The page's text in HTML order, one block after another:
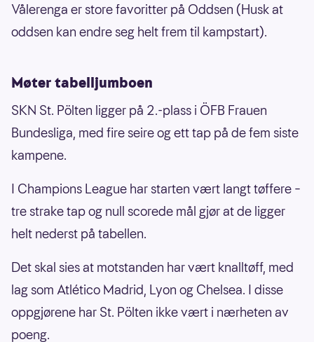
Vålerenga er store favoritter på Oddsen (Husk at
oddsen kan endre seg helt frem til kampstart).
Møter tabelljumboen
SKN St. Pölten ligger på 2.-plass i ÖFB Frauen
Bundesliga, med fire seire og ett tap på de fem siste
kampene.
I Champions League har starten vært langt tøffere –
tre strake tap og null scorede mål gjør at de ligger
helt nederst på tabellen.
Det skal sies at motstanden har vært knalltøff, med
lag som Atlético Madrid, Lyon og Chelsea. I disse
oppgjørene har St. Pölten ikke vært i nærheten av
poeng.